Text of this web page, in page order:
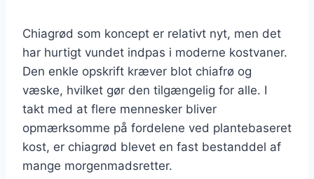
Chiagrød som koncept er relativt nyt, men det
har hurtigt vundet indpas i moderne kostvaner.
Den enkle opskrift kræver blot chiafrø og
væske, hvilket gør den tilgængelig for alle. I
takt med at flere mennesker bliver
opmærksomme på fordelene ved plantebaseret
kost, er chiagrød blevet en fast bestanddel af
mange morgenmadsretter.